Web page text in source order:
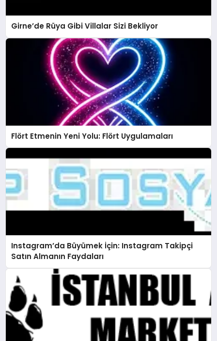
Girne’de Rüya Gibi Villalar Sizi Bekliyor
Flört Etmenin Yeni Yolu: Flört Uygulamaları
Instagram’da Büyümek İçin: Instagram Takipçi
Satın Almanın Faydaları